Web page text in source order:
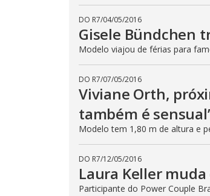
DO R7/04/05/2016
Gisele Bündchen
Modelo viajou de férias para
DO R7/07/05/2016
Viviane Orth,
também é
Modelo tem 1,80 m de altura e
DO R7/12/05/2016
Laura Keller
Participante do Power Couple